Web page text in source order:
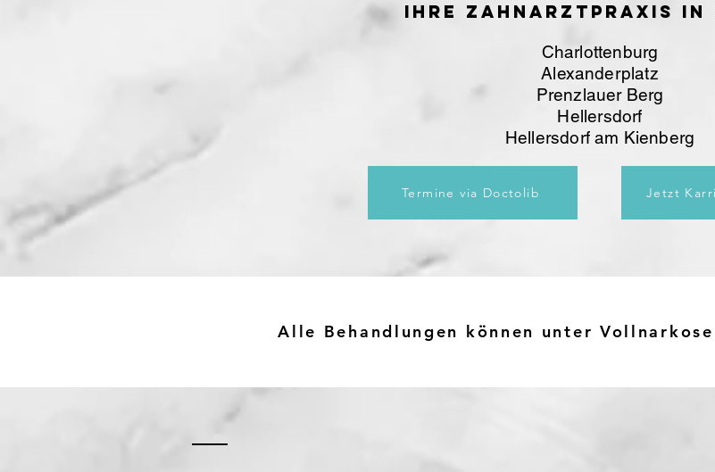
IHRE ZAHNARZTPRAXIS IN
Charlottenburg
Alexanderplatz
Prenzlauer Berg
Hellersdorf
Hellersdorf am Kienberg
Termine via Doctolib Jetzt
Alle Behandlungen können unter